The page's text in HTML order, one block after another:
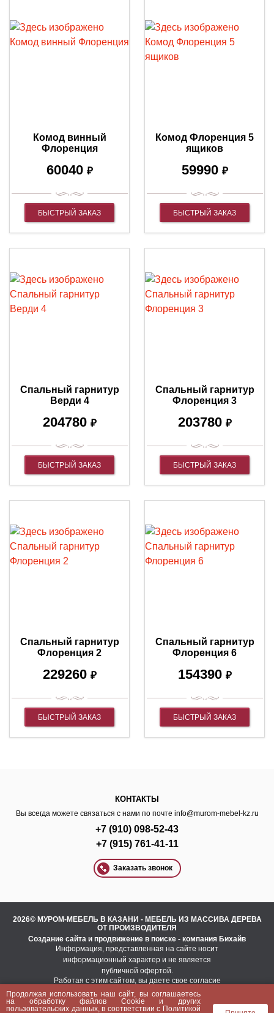
Комод винный
Флоренция
60040 ₽
БЫСТРЫЙ ЗАКАЗ
Комод Флоренция 5
ящиков
59990 ₽
БЫСТРЫЙ ЗАКАЗ
Спальный гарнитур
Верди 4
204780 ₽
БЫСТРЫЙ ЗАКАЗ
Спальный гарнитур
Флоренция 3
203780 ₽
БЫСТРЫЙ ЗАКАЗ
Спальный гарнитур
Флоренция 2
229260 ₽
БЫСТРЫЙ ЗАКАЗ
Спальный гарнитур
Флоренция 6
154390 ₽
БЫСТРЫЙ ЗАКАЗ
КОНТАКТЫ
Вы всегда можете связаться с нами по почте info@murom-mebel-kz.ru
+7 (910) 098-52-43
+7 (915) 761-41-11
Заказать звонок
2026© МУРОМ-МЕБЕЛЬ В КАЗАНИ - МЕБЕЛЬ ИЗ МАССИВА ДЕРЕВА
ОТ ПРОИЗВОДИТЕЛЯ
Создание сайта и продвижение в поиске - компания Бихайв
Информация, представленная на сайте носит
информационный характер и не является
публичной офертой.
Работая с этим сайтом, вы даете свое согласие
на использование файлов cookie.
Это необходимо для нормального
функционирования сайта и анализа трафика.
Продолжая использовать наш сайт, вы соглашаетесь
на обработку файлов Сookie и других
пользовательских данных, в соответствии с Политикой